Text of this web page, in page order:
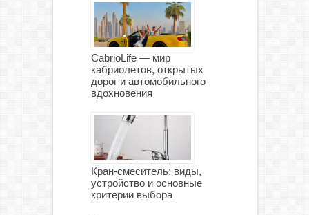
CabrioLife — мир
кабриолетов, открытых
дорог и автомобильного
вдохновения
Кран-смеситель: виды,
устройство и основные
критерии выбора